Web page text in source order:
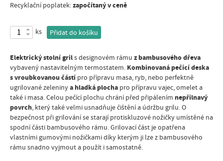
Recyklační poplatek:započítaný v ceně
ks Přidat do košíku
Elektrický stolní grils designovém rámu z bambusového dřeva
vybavený nastavitelným termostatem. Kombinovaná pečící deska
s vroubkovanou částí pro přípravu masa, ryb, nebo perfektně
ugrilované zeleninya hladká plocha pro přípravu vajec, omelet a
také i masa. Celou pečící plochu chrání před připálením nepřilnavý
povrch, který také velmi usnadňuje čištění a údržbu grilu. O
bezpečnost při grilování se starají protiskluzové nožičky umístěné na
spodní části bambusového rámu. Grilovací část je opatřena
vlastními gumovými nožičkami díky kterým ji lze z bambusového
rámu snadno vyjmout a použít i samostatně.